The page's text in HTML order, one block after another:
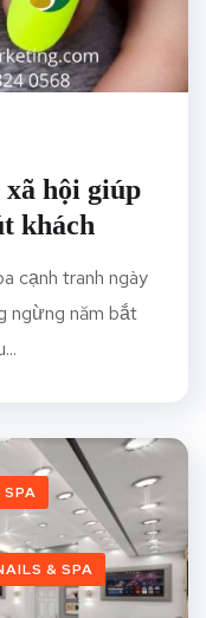
hội giúp
khách
cạnh tranh ngày
ngừng năm bắt
& SPA